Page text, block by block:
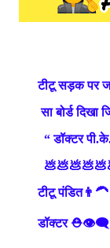
टीटू सड़क पर
सा बोर्ड दिखा
“ डॉक्टर
टीटू
डॉक्टर ⛑️👁️‍🗨️